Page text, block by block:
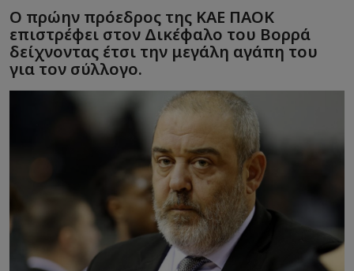
Ο πρώην πρόεδρος της ΚΑΕ ΠΑΟΚ
επιστρέφει στον Δικέφαλο του Βορρά
δείχνοντας έτσι την μεγάλη αγάπη του
για τον σύλλογο.